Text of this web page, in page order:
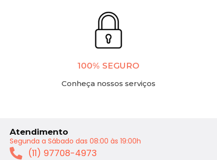
100% SEGURO
Conheça nossos serviços
Atendimento
Segunda a Sábado das 08:00 às 19:00h
(11) 97708-4973